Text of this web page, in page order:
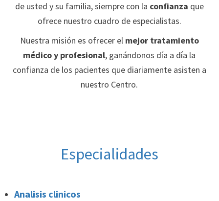
de usted y su familia, siempre con la confianza que
ofrece nuestro cuadro de especialistas.
Nuestra misión es ofrecer el mejor tratamiento
médicoy profesional, ganándonos día a día la
confianza de los pacientes que diariamente asisten a
nuestro Centro.
Especialidades
Analisis clinicos